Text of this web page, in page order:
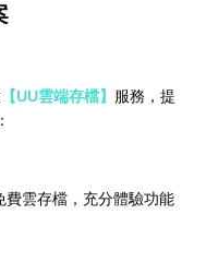
【UU雲端存檔】 服務，提
雲存檔，充分體驗功能